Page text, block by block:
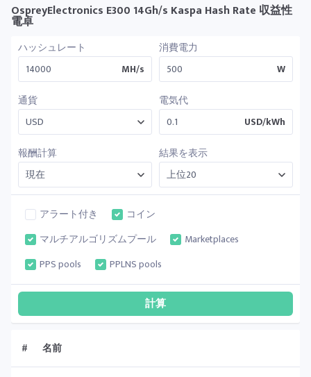
OspreyElectronics E300 14Gh/s Kaspa Hash Rate 収益性
電卓
ハッシュレート
MH/s
消費電力
W
通貨
電気代
USD/kWh
報酬計算
結果を表示
アラート付き
コイン
マルチアルゴリズムプール
Marketplaces
PPS pools
PPLNS pools
# 名前